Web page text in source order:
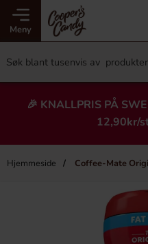
Meny
🎉 KNALLPRIS PÅ
12,90kr/
Hjemmeside Coffee-Mate